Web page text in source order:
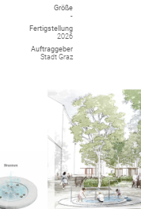
Größe
-
Fertigstellung
2026
Auftraggeber
Stadt Graz